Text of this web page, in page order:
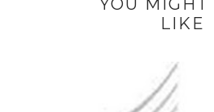
YOU MIGHT
LIKE